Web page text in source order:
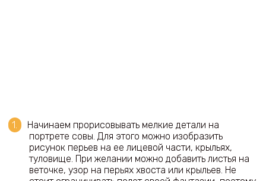
Начинаем прорисовывать мелкие детали на
портрете совы. Для этого можно изобразить
рисунок перьев на ее лицевой части, крыльях,
туловище. При желании можно добавить листья на
веточке, узор на перьях хвоста или крыльев. Не